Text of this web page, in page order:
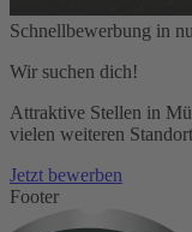
Schnellbewerbung in
Wir suchen dich!
Attraktive Stellen in
vielen weiteren
Jetzt bewerben
Footer